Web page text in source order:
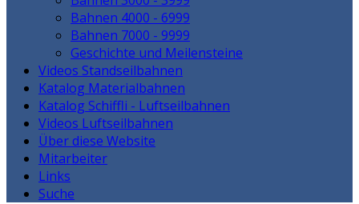
Bahnen 4000 - 6999
Bahnen 7000 - 9999
Geschichte und Meilensteine
Videos Standseilbahnen
Katalog Materialbahnen
Katalog Schiffli - Luftseilbahnen
Videos Luftseilbahnen
Über diese Website
Mitarbeiter
Links
Suche